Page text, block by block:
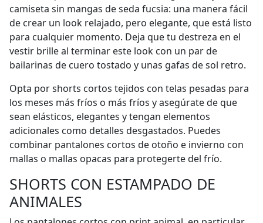
camiseta sin mangas de seda fucsia: una manera fácil
de crear un look relajado, pero elegante, que está listo
para cualquier momento. Deja que tu destreza en el
vestir brille al terminar este look con un par de
bailarinas de cuero tostado y unas gafas de sol retro.
Opta por shorts cortos tejidos con telas pesadas para
los meses más fríos o más fríos y asegúrate de que
sean elásticos, elegantes y tengan elementos
adicionales como detalles desgastados. Puedes
combinar pantalones cortos de otoño e invierno con
mallas o mallas opacas para protegerte del frío.
SHORTS CON ESTAMPADO DE
ANIMALES